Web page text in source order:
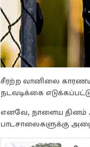
சீரற்ற வானிலை
நடவடிக்கை
எனவே, நாளைய தினம்
பாடசாலைகளுக்கு